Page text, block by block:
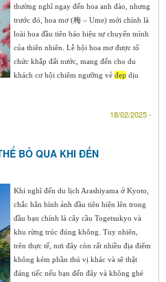
thường nghĩ ngay đến hoa anh đào, nhưng
trước đó, hoa mơ (梅 – Ume) mới chính là
loài hoa đầu tiên báo hiệu sự chuyển mình
của thiên nhiên. Lễ hội hoa mơ được tổ
chức khắp đất nước, mang đến cho du
khách cơ hội chiêm ngưỡng vẻ đẹp dịu
18/02/2025 -
BỎ QUA KHI ĐẾN
Khi nghĩ đến du lịch Arashiyama ở Kyoto,
chắc hẳn hình ảnh đầu tiên hiện lên trong
đầu bạn chính là cây cầu Togetsukyo và
khu rừng trúc đúng không. Tuy nhiên,
trên thực tế, nơi đây còn rất nhiều địa điểm
không kém phần thú vị khác và sẽ thật
đáng tiếc nếu bạn đến đây và không ghé